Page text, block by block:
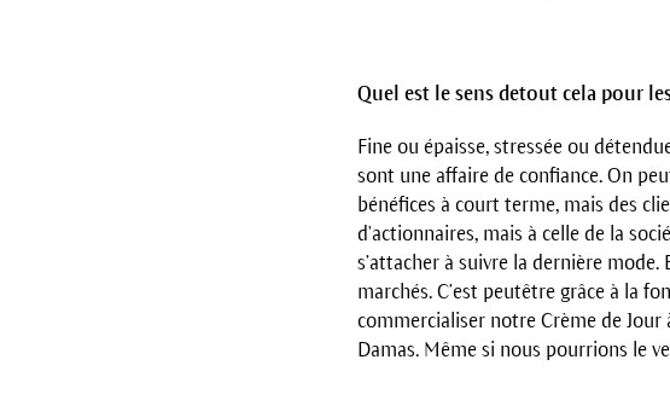
Quel est le sens detout cela pour
Fine ou épaisse, stressée ou
sont une affaire de confiance. On
bénéfices à court terme, mais des
d'actionnaires, mais à celle de la
s’attacher à suivre la dernière
marchés. C’est peut­être grâce à la
commercialiser notre Crème de Jour
Damas. Même si nous pourrions le